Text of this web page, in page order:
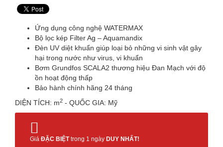
Ứng dụng công nghệ WATERMAX
Bộ lọc kép Filter Ag – Aquamandix
Đèn UV diệt khuẩn giúp loại bỏ những vi sinh vật gây
hại trong nước như virus, vi khuẩn
Bơm Grundfos SCALA2 thương hiệu Đan Mạch với độ
ồn hoạt động thấp
Bảo hành chính hãng 24 tháng
DIỆN TÍCH: m2 - QUỐC GIA: Mỹ
Giá ĐẶC BIỆTtrong 1 ngày DUY NHẤT!